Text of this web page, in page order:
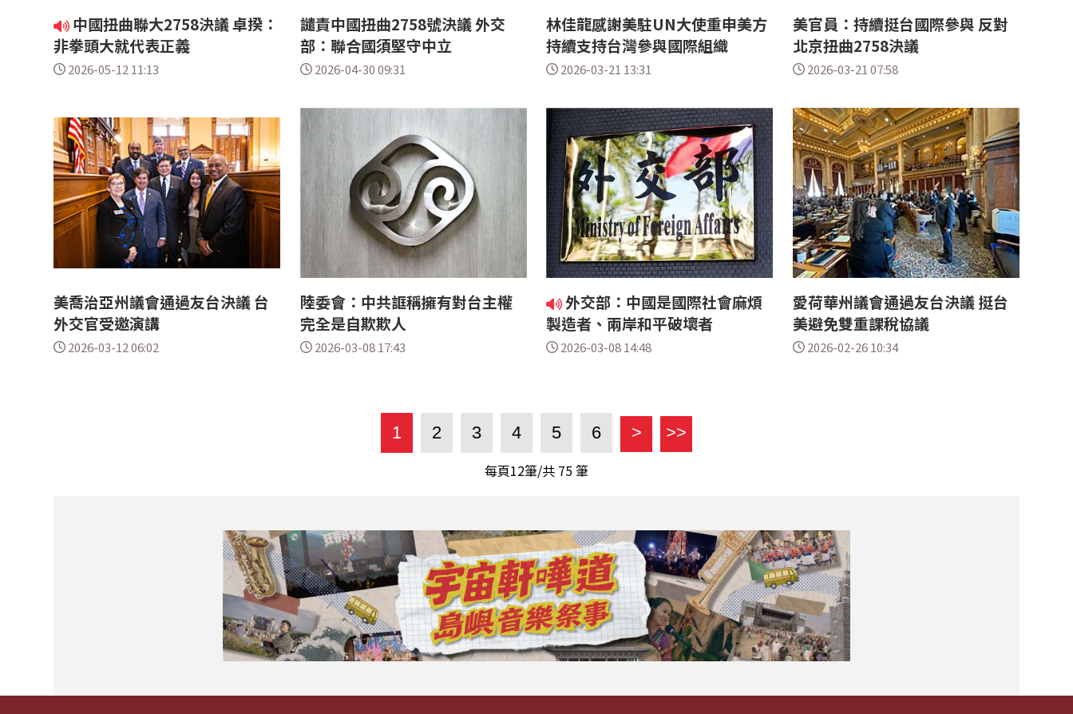
中國扭曲聯大2758決議 卓揆：
非拳頭大就代表正義
2026-05-12 11:13
譴責中國扭曲2758號決議 外交
部：聯合國須堅守中立
2026-04-30 09:31
林佳龍感謝美駐UN大使重申美方
持續支持台灣參與國際組織
2026-03-21 13:31
美官員：持續挺台國際參與 反對
北京扭曲2758決議
2026-03-21 07:58
美喬治亞州議會通過友台決議 台
外交官受邀演講
2026-03-12 06:02
陸委會：中共誆稱擁有對台主權
完全是自欺欺人
2026-03-08 17:43
外交部：中國是國際社會麻煩
製造者、兩岸和平破壞者
2026-03-08 14:48
愛荷華州議會通過友台決議 挺台
美避免雙重課稅協議
2026-02-26 10:34
1 2 3 4 5 6 > >>
每頁12筆/共 75筆